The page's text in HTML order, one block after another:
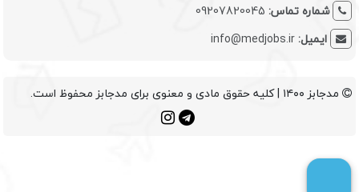
شماره تماس: 09207820045
ایمیل:info@medjobs.ir
مدجابز ۱۴۰۰ | کلیه حقوق مادی و معنوی برای مدجابز محفوظ است.